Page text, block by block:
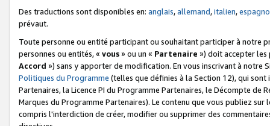
Des traductions sont disponibles en: anglais,allemand,italien,
prévaut.
Toute personne ou entité participant ou souhaitant participer à notre
personnes ou entités, « vous» ou un « Partenaire ») doit accepter les
Accord ») sans y apporter de modification. En vous inscrivant à notre
Politiques du Programme (telles que définies à la Section 12), qui
Partenaires, la Licence PI du Programme Partenaires, le Décompte de
Marques du Programme Partenaires). Le contenu que vous publiez
compris l'interdiction de créer, modifier ou supprimer des